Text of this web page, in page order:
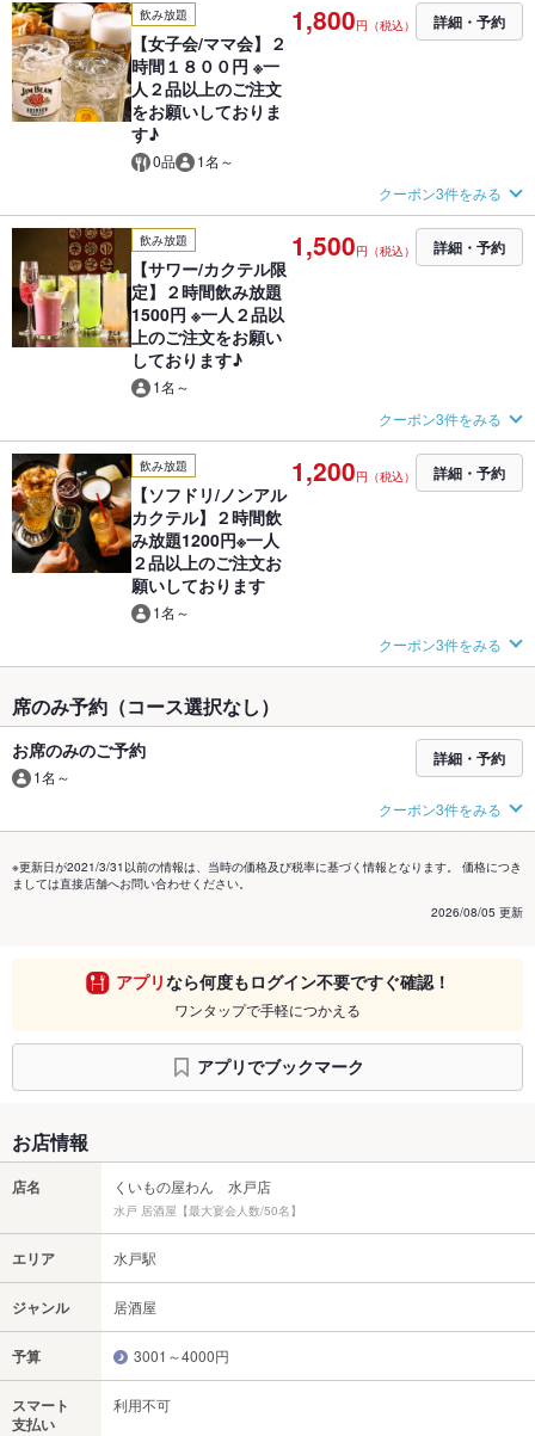
飲み放題
【女子会/ママ会】２
時間１８００円 ※一
人２品以上のご注文
をお願いしておりま
す♪
0品 1名～
1,800円（税込） 詳細・予約
クーポン3件をみる
飲み放題
【サワー/カクテル限
定】２時間飲み放題
1500円 ※一人２品以
上のご注文をお願い
しております♪
1名～
1,500円（税込） 詳細・予約
クーポン3件をみる
飲み放題
【ソフドリ/ノンアル
カクテル】２時間飲
み放題1200円※一人
２品以上のご注文お
願いしております
1名～
1,200円（税込） 詳細・予約
クーポン3件をみる
席のみ予約（コース選択なし）
お席のみのご予約
1名～
詳細・予約
クーポン3件をみる
※更新日が2021/3/31以前の情報は、当時の価格及び税率に基づく情報となります。 価格につき
ましては直接店舗へお問い合わせください。
2026/08/05 更新
アプリなら何度もログイン不要ですぐ確認！
ワンタップで手軽につかえる
アプリでブックマーク
お店情報
店名 くいもの屋わん 水戸店
水戸 居酒屋【最大宴会人数/50名】
エリア 水戸駅
ジャンル 居酒屋
予算 3001～4000円
スマート
支払い
利用不可